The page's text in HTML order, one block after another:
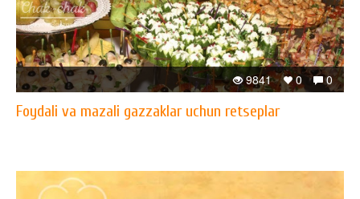
0
0
9841
Foydali va mazali gazzaklar uchun retseplar